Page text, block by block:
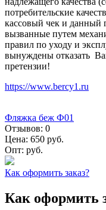
потребительские
кассовый чек и данный
вызванные путем
правил по уходу и
вынуждены отказать
претензии!
https://www.bercy1.ru
Фляжка беж Ф01
Отзывов: 0
Цена: 650 руб.
Опт: руб.
Как оформить заказ?
Как оформить